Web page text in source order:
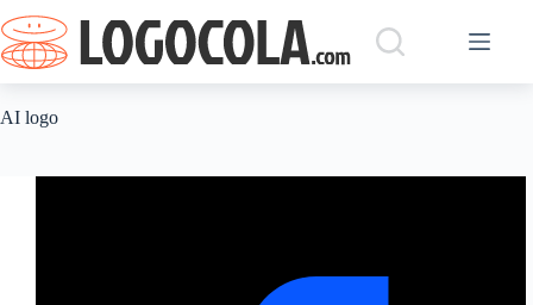
过
内
容
AI logo